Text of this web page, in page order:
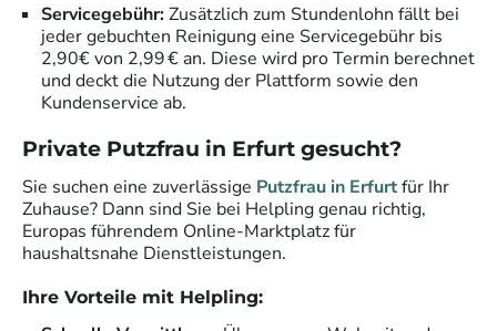
Servicegebühr:Zusätzlich zum Stundenlohn fällt bei
jeder gebuchten Reinigung eine Servicegebühr bis
2,90€ von 2,99 € an. Diese wird pro Termin berechnet
und deckt die Nutzung der Plattform sowie den
Kundenservice ab.
Private Putzfrau in Erfurt gesucht?
Sie suchen eine zuverlässige Putzfrau in Erfurtfür Ihr
Zuhause? Dann sind Sie bei Helpling genau richtig,
Europas führendem Online-Marktplatz für
haushaltsnahe Dienstleistungen.
Ihre Vorteile mit Helpling: